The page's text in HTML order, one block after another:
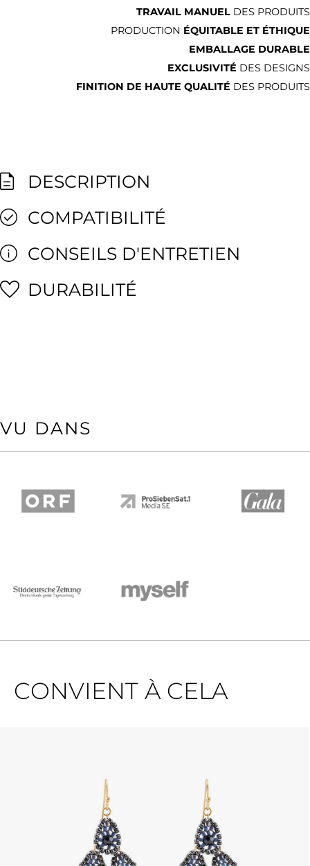
TRAVAIL MANUEL DES PRODUITS
PRODUCTION ÉQUITABLE ET ÉTHIQUE
EMBALLAGE DURABLE
EXCLUSIVITÉ DES DESIGNS
FINITION DE HAUTE QUALITÉ DES PRODUITS
DESCRIPTION
COMPATIBILITÉ
CONSEILS D'ENTRETIEN
DURABILITÉ
VU DANS
CONVIENT À CELA